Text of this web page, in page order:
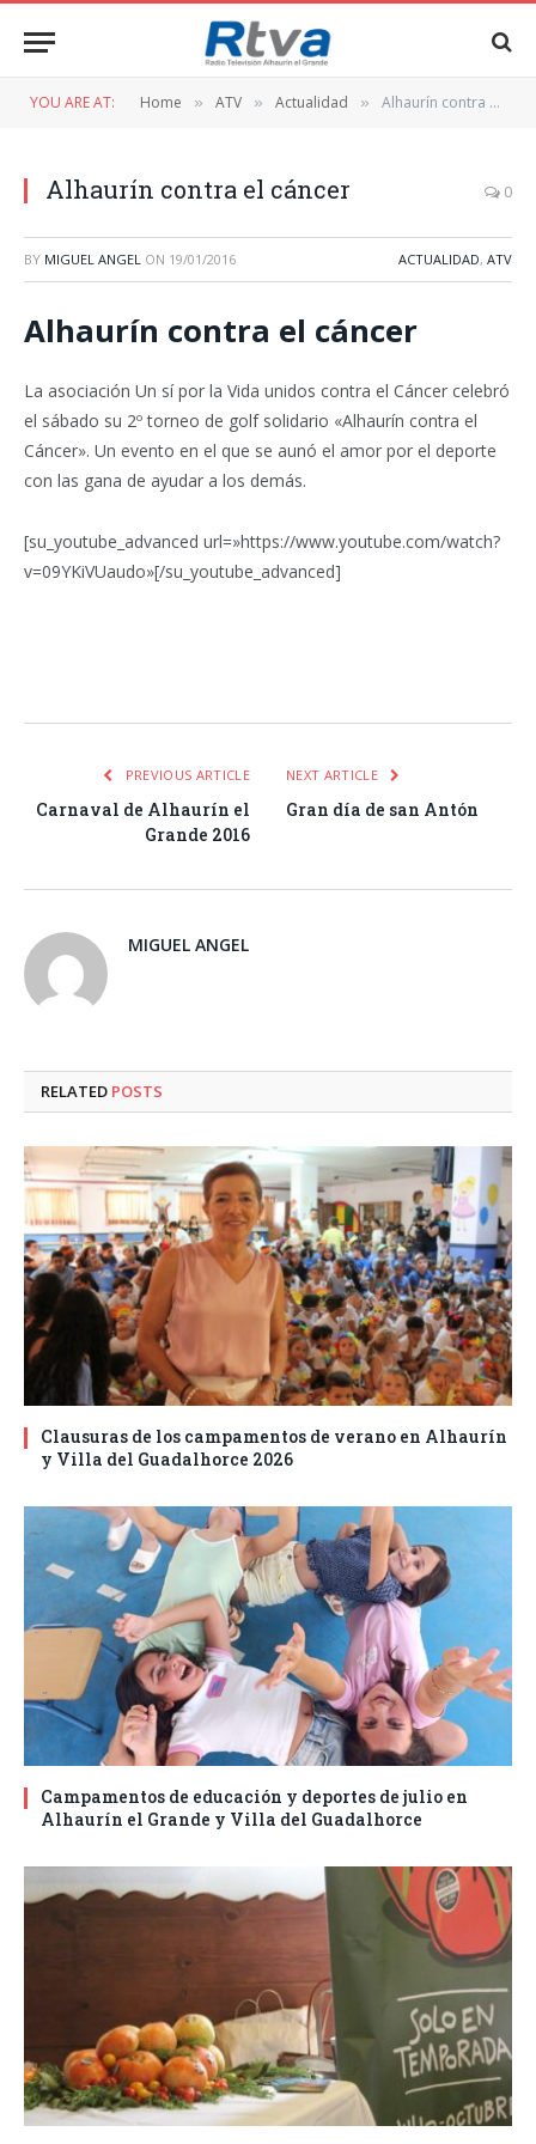
YOU ARE AT: Home » ATV » Actualidad » Alhaurín contra el cáncer
Alhaurín contra el cáncer 0
BY MIGUEL ANGEL ON 19/01/2016 ACTUALIDAD, ATV
Alhaurín contra el cáncer
La asociación Un sí por la Vida unidos contra el Cáncer celebró
el sábado su 2º torneo de golf solidario «Alhaurín contra el
Cáncer». Un evento en el que se aunó el amor por el deporte
con las gana de ayudar a los demás.
[su_youtube_advanced url=»https://www.youtube.com/watch?
v=09YKiVUaudo»[/su_youtube_advanced]
PREVIOUS ARTICLE
Carnaval de Alhaurín el
Grande 2016
NEXT ARTICLE
Gran día de san Antón
MIGUEL ANGEL
RELATED POSTS
Clausuras de los campamentos de verano en Alhaurín
y Villa del Guadalhorce 2026
Campamentos de educación y deportes de julio en
Alhaurín el Grande y Villa del Guadalhorce